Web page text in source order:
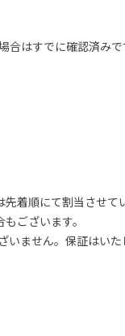
はすでに確認済みで
着順にて割当させ
ございます。
いません。保証はい